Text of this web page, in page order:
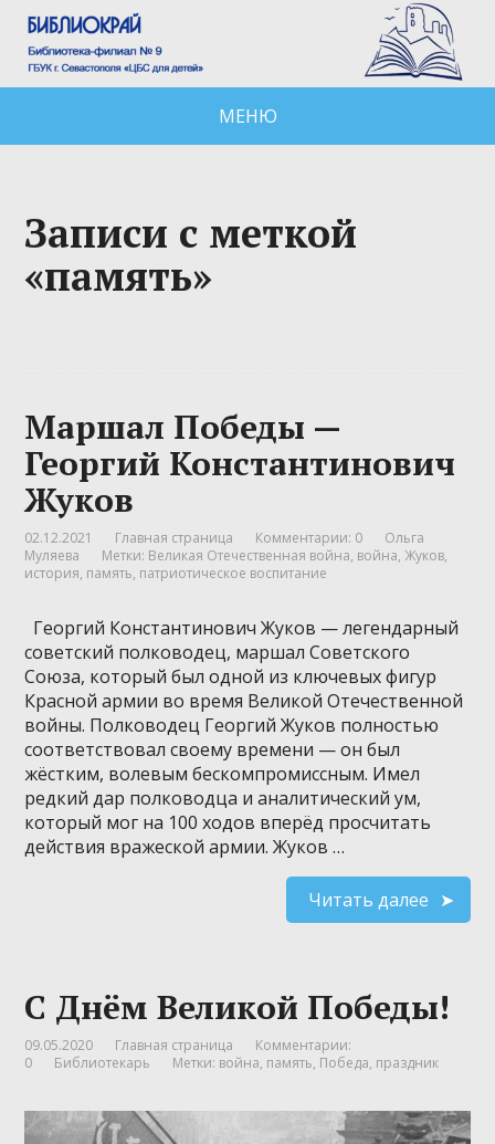
МЕНЮ
Записи с меткой
«память»
Маршал Победы —
Георгий Константинович
Жуков
02.12.2021 Главная страница Комментарии: 0
Ольга
Муляева
Метки: Великая Отечественная война, война, Жуков,
история, память, патриотическое воспитание
Георгий Константинович Жуков — легендарный
советский полководец, маршал Советского
Союза, который был одной из ключевых фигур
Красной армии во время Великой Отечественной
войны. Полководец Георгий Жуков полностью
соответствовал своему времени — он был
жёстким, волевым бескомпромиссным. Имел
редкий дар полководца и аналитический ум,
который мог на 100 ходов вперёд просчитать
действия вражеской армии. Жуков …
Читать далее
С Днём Великой Победы!
09.05.2020 Главная страница
Комментарии:
0
Библиотекарь Метки: война, память, Победа, праздник